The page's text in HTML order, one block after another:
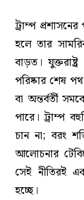
ট্রাম্প
হলে তার
বাড়ত।
পরিষ্কার শেষ
বা অন্তর্বর্তী
পারে। ট্রাম্প
চান না; বরং
আলোচনার
সেই নীতিরই
হচ্ছে।